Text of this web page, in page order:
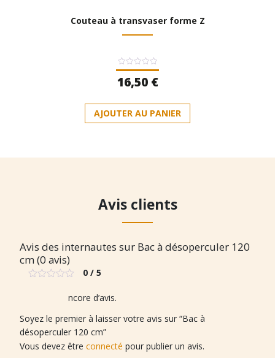
Couteau à transvaser forme Z
Note
0
sur
16,50 €
AJOUTER AU PANIER
Avis clients
Avis des internautes sur Bac à désoperculer 120
cm (0 avis)
0 / 5
Il n’y a pas encore d’avis.
Soyez le premier à laisser votre avis sur “Bac à
désoperculer 120 cm”
Vous devez être connecté pour publier un avis.